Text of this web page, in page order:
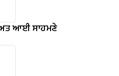
ਆਈ ਸਾਹਮਣੇ